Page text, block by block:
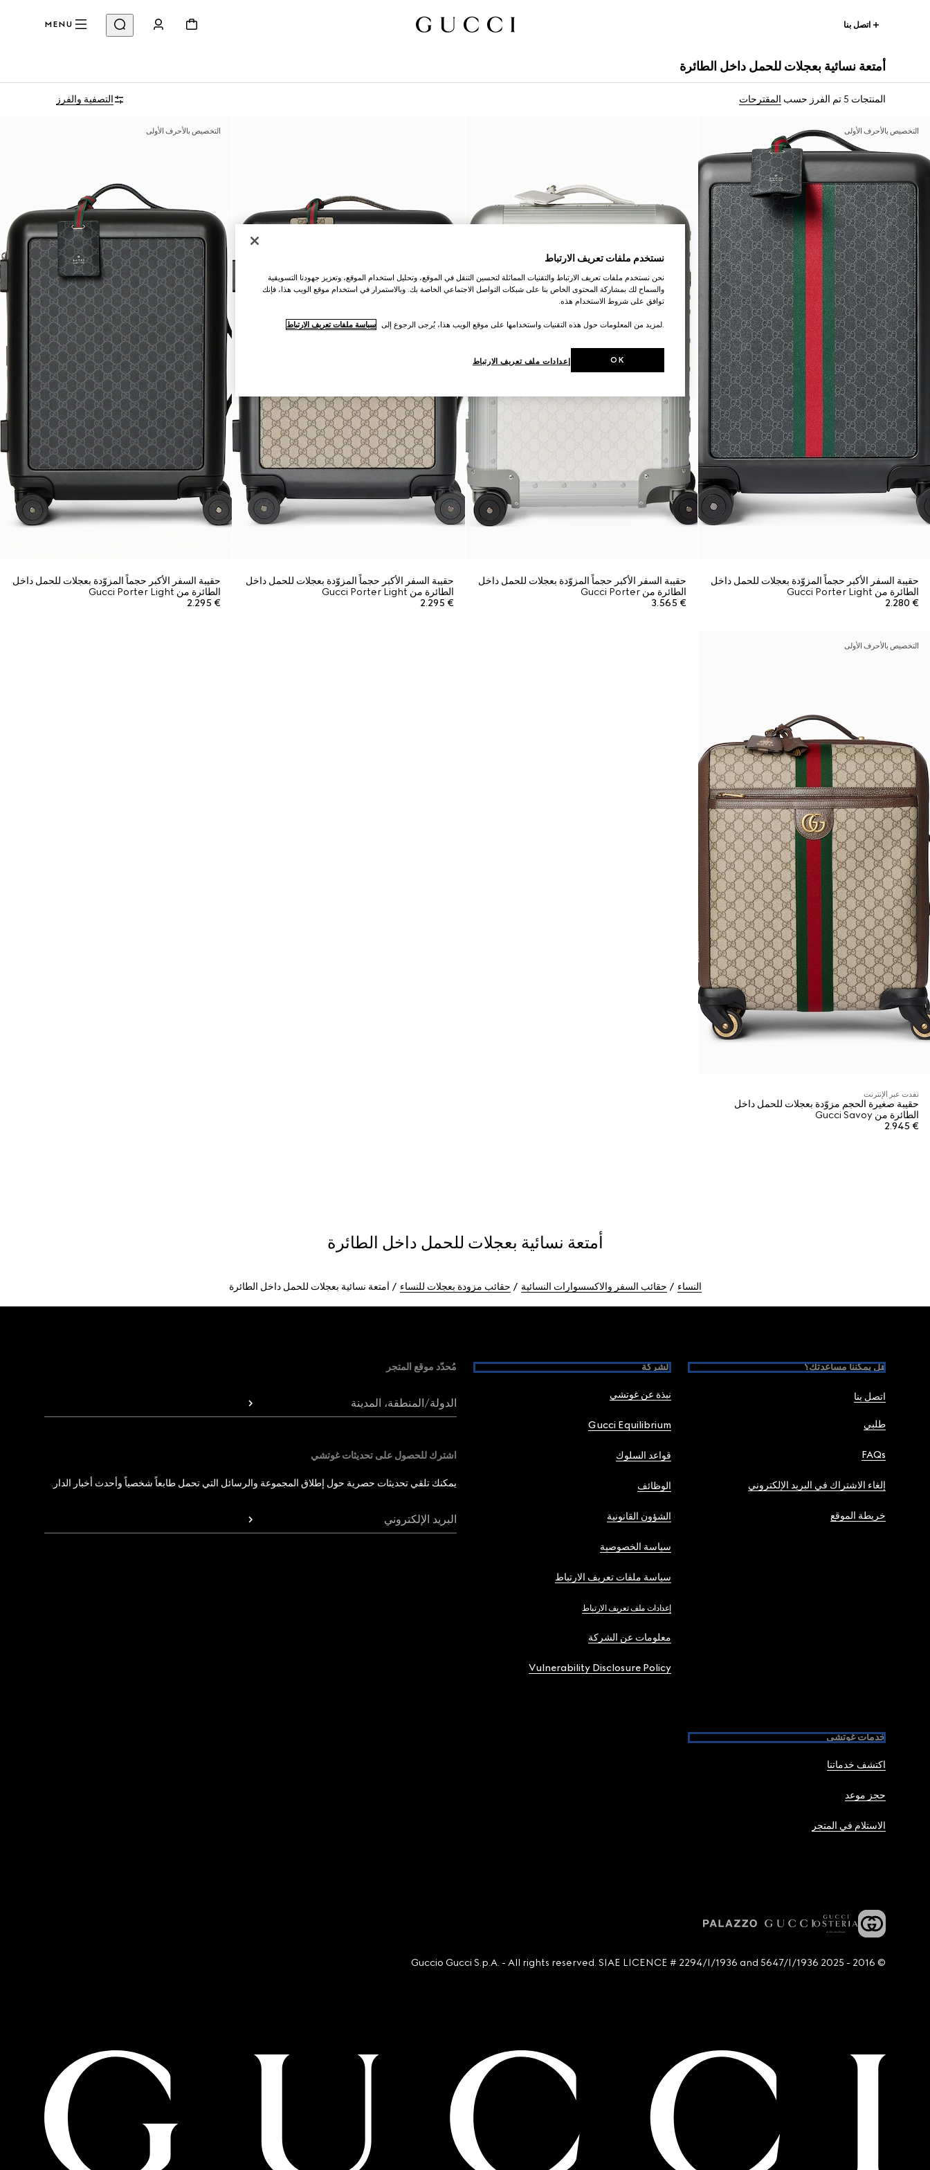
اتصل بنا MENU
أمتعة نسائية بعجلات للحمل داخل الطائرة
المنتجات 5 تم الفرز حسب المقترحات التصفية والفرز
التخصيص بالأحرف الأولى
حقيبة السفر الأكبر حجماً المزوّدة بعجلات للحمل داخل
الطائرة من Gucci Porter Light
€ 2.280
حقيبة السفر الأكبر حجماً المزوّدة بعجلات للحمل داخل
الطائرة من Gucci Porter
€ 3.565
حقيبة السفر الأكبر حجماً المزوّدة بعجلات للحمل داخل
الطائرة من Gucci Porter Light
€ 2.295
التخصيص بالأحرف الأولى
حقيبة السفر الأكبر حجماً المزوّدة بعجلات للحمل داخل
الطائرة من Gucci Porter Light
€ 2.295
التخصيص بالأحرف الأولى
نفدت عبر الإنترنت
حقيبة صغيرة الحجم مزوّدة بعجلات للحمل داخل
الطائرة من Gucci Savoy
€ 2.945
أمتعة نسائية بعجلات للحمل داخل الطائرة
النساء حقائب السفر والاكسسوارات النسائية حقائب مزودة بعجلات للنساء أمتعة نسائية بعجلات للحمل داخل الطائرة
هل يمكننا مساعدتك؟
اتصل بنا
طلبي
FAQs
إلغاء الاشتراك في البريد الإلكتروني
خريطة الموقع
الشركة
نبذة عن غوتشي
Gucci Equilibrium
قواعد السلوك
الوظائف
الشؤون القانونية
سياسة الخصوصية
سياسة ملفات تعريف الارتباط
إعدادات ملف تعريف الارتباط
معلومات عن الشركة
Vulnerability Disclosure Policy
خدمات غوتشي
اكتشف خدماتنا
حجز موعد
الاستلام في المتجر
مُحدّد موقع المتجر
الدولة/المنطقة، المدينة
اشترك للحصول على تحديثات غوتشي
يمكنك تلقي تحديثات حصرية حول إطلاق المجموعة والرسائل التي تحمل طابعاً شخصياً وأحدث أخبار الدار.
البريد الإلكتروني
© 2016 - 2025 Guccio Gucci S.p.A. - All rights reserved. SIAE LICENCE # 2294/I/1936 and 5647/I/1936
نستخدم ملفات تعريف الارتباط
نحن نستخدم ملفات تعريف الارتباط والتقنيات المماثلة لتحسين التنقل في الموقع، وتحليل استخدام الموقع، وتعزيز جهودنا التسويقية
والسماح لك بمشاركة المحتوى الخاص بنا على شبكات التواصل الاجتماعي الخاصة بك. وبالاستمرار في استخدام موقع الويب هذا، فإنك
توافق على شروط الاستخدام هذه.
.لمزيد من المعلومات حول هذه التقنيات واستخدامها على موقع الويب هذا، يُرجى الرجوع إلى سياسة ملفات تعريف الارتباط
إعدادات ملف تعريف الارتباط OK